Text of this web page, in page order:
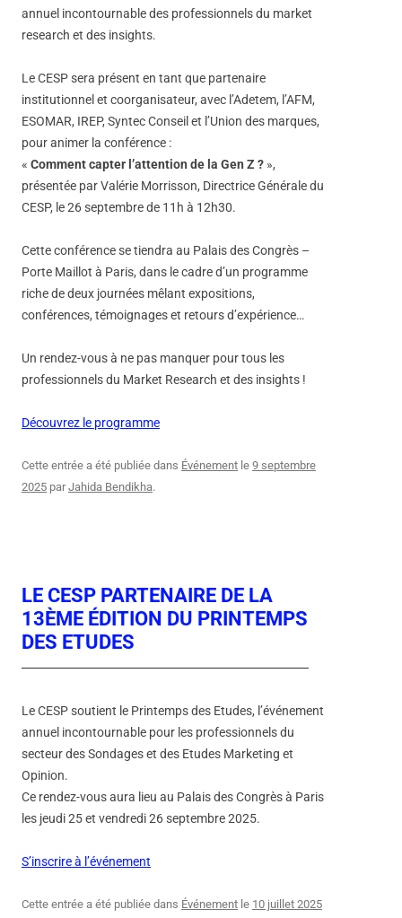
annuel incontournable des professionnels du market
research et des insights.
Le CESP sera présent en tant que partenaire
institutionnel et coorganisateur, avec l’Adetem, l’AFM,
ESOMAR, IREP, Syntec Conseil et l’Union des marques,
pour animer la conférence :
« Comment capter l’attention de la Gen Z ? »,
présentée par Valérie Morrisson, Directrice Générale du
CESP, le 26 septembre de 11h à 12h30.
Cette conférence se tiendra au Palais des Congrès –
Porte Maillot à Paris, dans le cadre d’un programme
riche de deux journées mêlant expositions,
conférences, témoignages et retours d’expérience…
Un rendez-vous à ne pas manquer pour tous les
professionnels du Market Research et des insights !
Découvrez le programme
Cette entrée a été publiée dans Événement le 9 septembre
2025 parJahida Bendikha.
LE CESP PARTENAIRE DE LA
13ÈME ÉDITION DU PRINTEMPS
DES ETUDES
Le CESP soutient le Printemps des Etudes, l’événement
annuel incontournable pour les professionnels du
secteur des Sondages et des Etudes Marketing et
Opinion.
Ce rendez-vous aura lieu au Palais des Congrès à Paris
les jeudi 25 et vendredi 26 septembre 2025.
S’inscrire à l’événement
Cette entrée a été publiée dans Événement le 10 juillet 2025